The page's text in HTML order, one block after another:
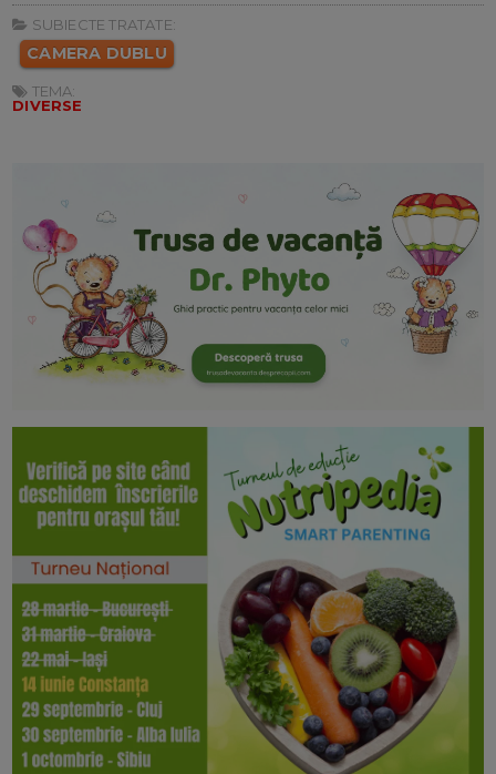
SUBIECTE TRATATE:
CAMERA DUBLU
TEMA:
DIVERSE